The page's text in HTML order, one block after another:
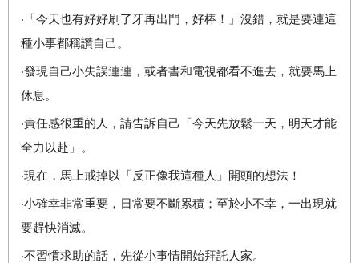
‧「今天也有好好刷了牙再出門，好棒！」沒錯，就是要連這
種小事都稱讚自己。
‧發現自己小失誤連連，或者書和電視都看不進去，就要馬上
休息。
‧責任感很重的人，請告訴自己「今天先放鬆一天，明天才能
全力以赴」。
‧現在，馬上戒掉以「反正像我這種人」開頭的想法！
‧小確幸非常重要，日常要不斷累積；至於小不幸，一出現就
要趕快消滅。
‧不習慣求助的話，先從小事情開始拜託人家。